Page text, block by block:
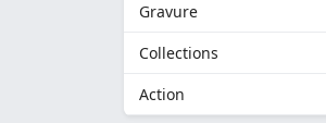
Gravure
Collections
Action